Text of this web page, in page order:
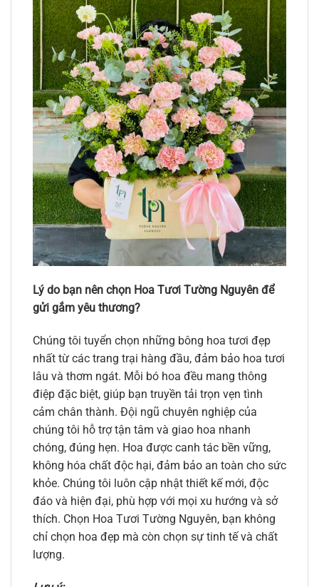
Lý do bạn nên chọn Hoa Tươi Tường Nguyên để
gửi gắm yêu thương?
Chúng tôi tuyển chọn những bông hoa tươi đẹp
nhất từ các trang trại hàng đầu, đảm bảo hoa tươi
lâu và thơm ngát. Mỗi bó hoa đều mang thông
điệp đặc biệt, giúp bạn truyền tải trọn vẹn tình
cảm chân thành. Đội ngũ chuyên nghiệp của
chúng tôi hỗ trợ tận tâm và giao hoa nhanh
chóng, đúng hẹn. Hoa được canh tác bền vững,
không hóa chất độc hại, đảm bảo an toàn cho sức
khỏe. Chúng tôi luôn cập nhật thiết kế mới, độc
đáo và hiện đại, phù hợp với mọi xu hướng và sở
thích. Chọn Hoa Tươi Tường Nguyên, bạn không
chỉ chọn hoa đẹp mà còn chọn sự tinh tế và chất
lượng.